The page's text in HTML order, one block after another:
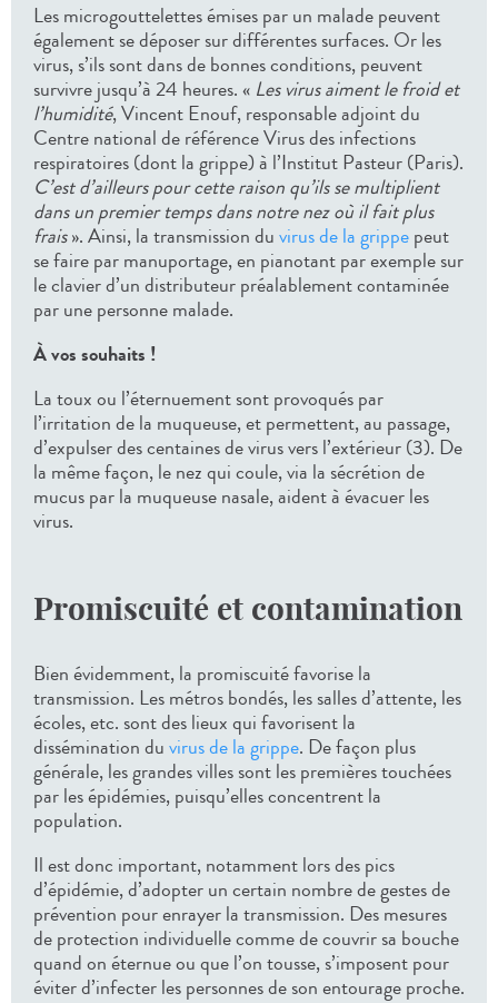
Les microgouttelettes émises par un malade peuvent
également se déposer sur différentes surfaces. Or les
virus, s’ils sont dans de bonnes conditions, peuvent
survivre jusqu’à 24 heures. « Les virus aiment le froid et
l’humidité, Vincent Enouf, responsable adjoint du
Centre national de référence Virus des infections
respiratoires (dont la grippe) à l’Institut Pasteur (Paris).
C’est d’ailleurs pour cette raison qu’ils se multiplient
dans un premier temps dans notre nez où il fait plus
frais». Ainsi, la transmission duvirus de la grippepeut
se faire par manuportage, en pianotant par exemple sur
le clavier d’un distributeur préalablement contaminée
par une personne malade.
À vos souhaits !
La toux ou l’éternuement sont provoqués par
l’irritation de la muqueuse, et permettent, au passage,
d’expulser des centaines de virus vers l’extérieur (3). De
la même façon, le nez qui coule, via la sécrétion de
mucus par la muqueuse nasale, aident à évacuer les
virus.
Promiscuité et contamination
Bien évidemment, la promiscuité favorise la
transmission. Les métros bondés, les salles d’attente, les
écoles, etc. sont des lieux qui favorisent la
dissémination duvirus de la grippe. De façon plus
générale, les grandes villes sont les premières touchées
par les épidémies, puisqu’elles concentrent la
population.
Il est donc important, notamment lors des pics
d’épidémie, d’adopter un certain nombre de gestes de
prévention pour enrayer la transmission. Des mesures
de protection individuelle comme de couvrir sa bouche
quand on éternue ou que l’on tousse, s’imposent pour
éviter d’infecter les personnes de son entourage proche.